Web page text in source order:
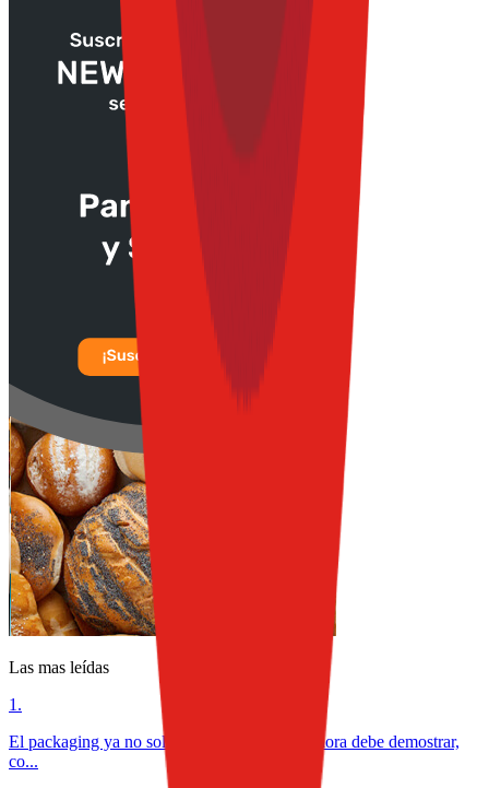
Las mas leídas
1 .
El packaging ya no solo protege alimentos: ahora debe demostrar,
co...